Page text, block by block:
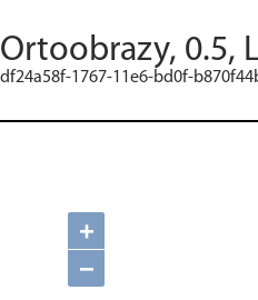
Ortoobrazy, 0.5,
df24a58f-1767-11e6-bd0f-
+
−